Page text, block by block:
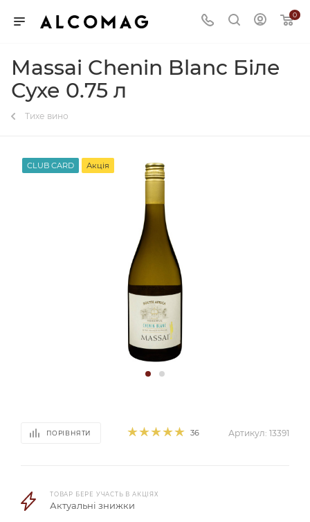
0
Massai Chenin Blanc Біле
Сухе 0.75 л
Тихе вино
CLUB CARD Акція
ПОРІВНЯТИ 36 Артикул: 13391
ТОВАР БЕРЕ УЧАСТЬ В АКЦІЯХ
Актуальні знижки